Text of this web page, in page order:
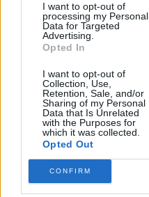
I want to opt-out of
processing my Personal
Data for Targeted
Advertising.
Opted In
I want to opt-out of
Collection, Use,
Retention, Sale, and/or
Sharing of my Personal
Data that Is Unrelated
with the Purposes for
which it was collected.
Opted Out
CONFIRM